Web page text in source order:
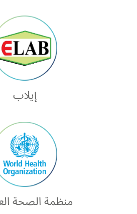
إيلاب
منظمة الصحة